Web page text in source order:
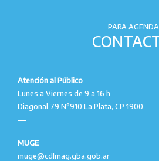
PARA
Atención al Público
Lunes a Viernes de 9 a 16 h
Diagonal 79 N°910 La Plata, CP 1900
MUGE
muge@cdlmag.gba.gob.ar